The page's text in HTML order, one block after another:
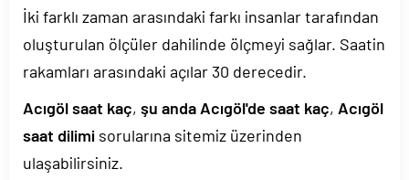
İki farklı zaman arasındaki farkı insanlar tarafından
oluşturulan ölçüler dahilinde ölçmeyi sağlar. Saatin
rakamları arasındaki açılar 30 derecedir.
Acıgöl saat kaç, şu anda Acıgöl'de saat kaç, Acıgöl
saat dilimi sorularına sitemiz üzerinden
ulaşabilirsiniz.